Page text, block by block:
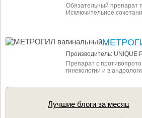
Обязательный препарат
Исключительное
Производитель: UNIQUE
Препарат с
гинекологии и в
Лучшие блоги за месяц